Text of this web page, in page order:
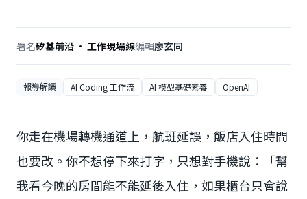
署名矽基前沿 · 工作現場線編輯廖玄同
報導解讀 AI Coding 工作流 AI 模型基礎素養 OpenAI
你走在機場轉機通道上，航班延誤，飯店入住時間
也要改。你不想停下來打字，只想對手機說：「幫
我看今晚的房間能不能延後入住，如果櫃台只會說